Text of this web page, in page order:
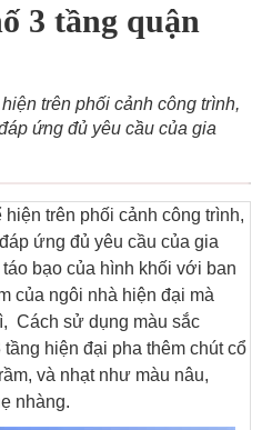
3 tầng quận
trên phối cảnh công trình,
ứng đủ yêu cầu của gia
trên phối cảnh công trình,
ứng đủ yêu cầu của gia
bạo của hình khối với ban
của ngôi nhà hiện đại mà
Cách sử dụng màu sắc
tầng hiện đại pha thêm chút cổ
và nhạt như màu nâu,
nhàng.